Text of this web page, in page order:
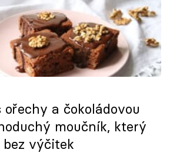
a čokoládovou
moučník, který
výčitek